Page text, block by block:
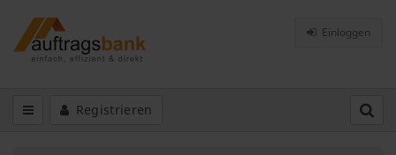
Einloggen
Registrieren